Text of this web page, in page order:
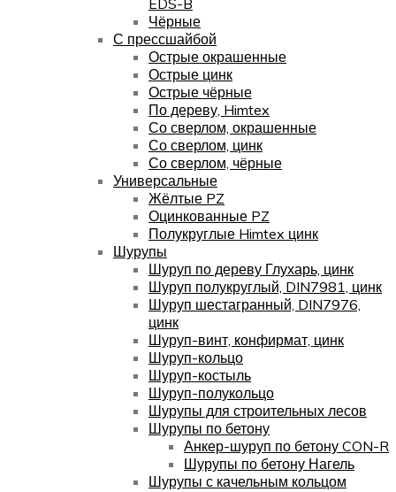
Чёрные
С прессшайбой
Острые окрашенные
Острые цинк
Острые чёрные
По дереву, Himtex
Со сверлом, окрашенные
Со сверлом, цинк
Со сверлом, чёрные
Универсальные
Жёлтые PZ
Оцинкованные PZ
Полукруглые Himtex цинк
Шурупы
Шуруп по дереву Глухарь, цинк
Шуруп полукруглый, DIN7981, цинк
Шуруп шестагранный, DIN7976,
цинк
Шуруп-винт, конфирмат, цинк
Шуруп-кольцо
Шуруп-костыль
Шуруп-полукольцо
Шурупы для строительных лесов
Шурупы по бетону
Анкер-шуруп по бетону CON-R
Шурупы по бетону Нагель
Шурупы с качельным кольцом